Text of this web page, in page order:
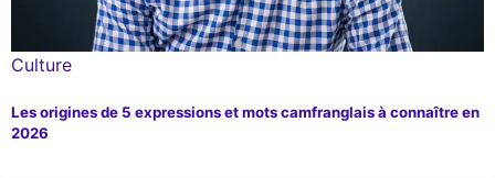
Culture
Les origines de 5 expressions et mots camfranglais à connaître en
2026